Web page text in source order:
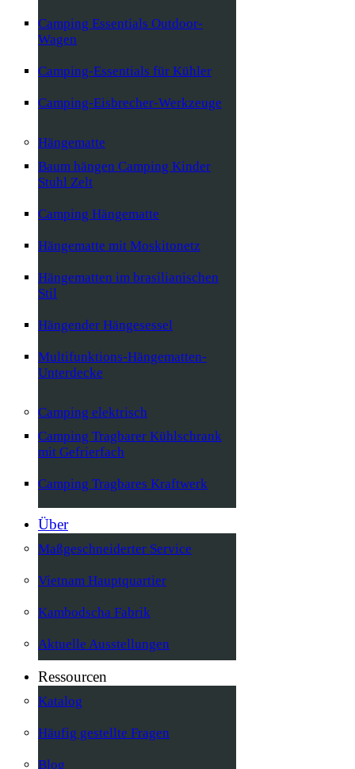
Camping Essentials Outdoor-
Wagen
Camping-Essentials für Kühler
Camping-Eisbrecher-Werkzeuge
Hängematte
Baum hängen Camping Kinder
Stuhl Zelt
Camping Hängematte
Hängematte mit Moskitonetz
Hängematten im brasilianischen
Stil
Hängender Hängesessel
Multifunktions-Hängematten-
Unterdecke
Camping elektrisch
Camping Tragbarer Kühlschrank
mit Gefrierfach
Camping Tragbares Kraftwerk
Über
Maßgeschneiderter Service
Vietnam Hauptquartier
Kambodscha Fabrik
Aktuelle Ausstellungen
Ressourcen
Katalog
Häufig gestellte Fragen
Blog